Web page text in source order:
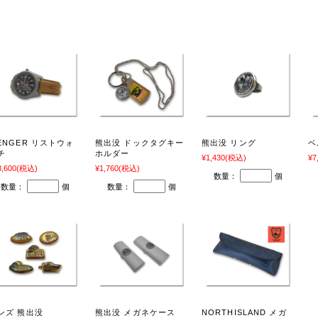
リストウォ
(税込)
数量： 個
熊出没 ドックタグキー
ホルダー
¥1,760(税込)
数量： 個
熊出没 リング
¥1,430(税込)
数量： 個
ベ
ズ 熊出没 熊出没 メガネケース NORTHISLAND メガ